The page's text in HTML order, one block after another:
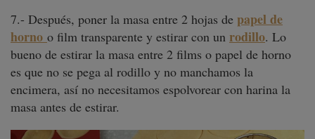
7.- Después, poner la masa entre 2 hojas de papel de
horno o film transparente y estirar con un rodillo. Lo
bueno de estirar la masa entre 2 films o papel de horno
es que no se pega al rodillo y no manchamos la
encimera, así no necesitamos espolvorear con harina la
masa antes de estirar.